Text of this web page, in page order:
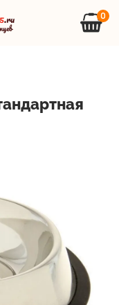
0